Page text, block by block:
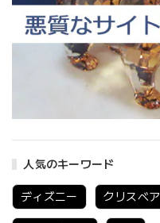
人気のキーワード
ディズニー クリスベア